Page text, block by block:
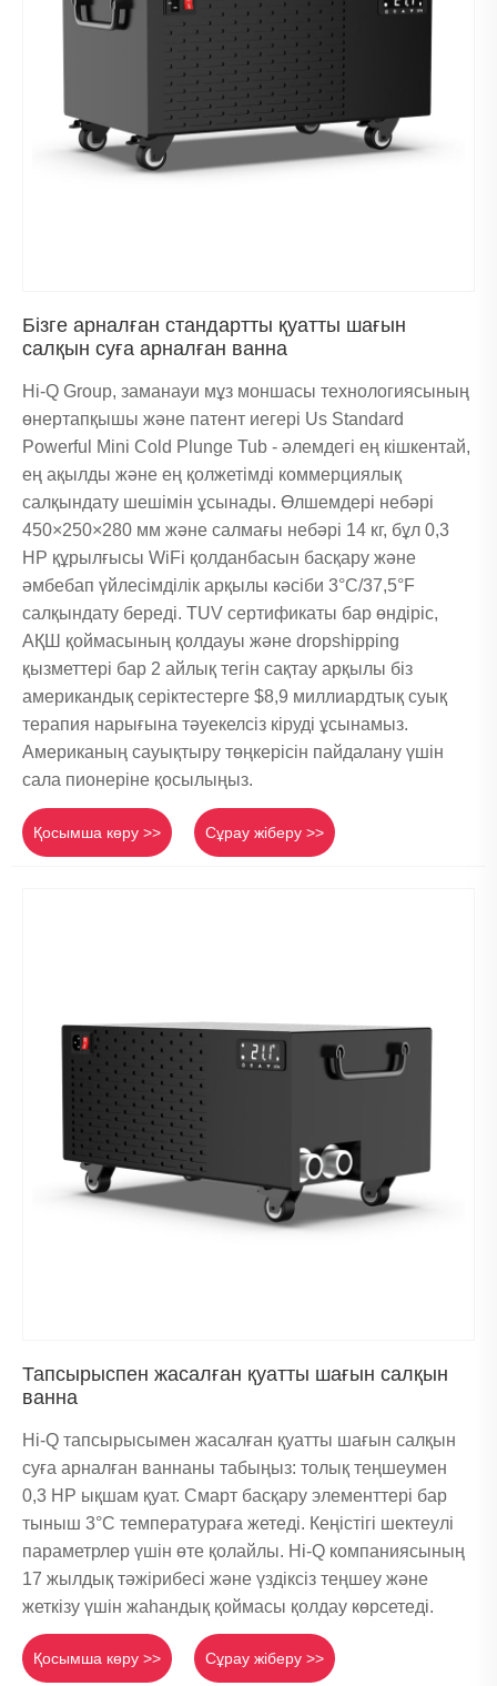
Бізге арналған стандартты қуатты шағын
салқын суға арналған ванна
Hi-Q Group, заманауи мұз моншасы технологиясының
өнертапқышы және патент иегері Us Standard
Powerful Mini Cold Plunge Tub - әлемдегі ең кішкентай,
ең ақылды және ең қолжетімді коммерциялық
салқындату шешімін ұсынады. Өлшемдері небәрі
450×250×280 мм және салмағы небәрі 14 кг, бұл 0,3
HP құрылғысы WiFi қолданбасын басқару және
әмбебап үйлесімділік арқылы кәсіби 3°C/37,5°F
салқындату береді. TUV сертификаты бар өндіріс,
АҚШ қоймасының қолдауы және dropshipping
қызметтері бар 2 айлық тегін сақтау арқылы біз
американдық серіктестерге $8,9 миллиардтық суық
терапия нарығына тәуекелсіз кіруді ұсынамыз.
Американың сауықтыру төңкерісін пайдалану үшін
сала пионеріне қосылыңыз.
Қосымша көру >> Сұрау жіберу >>
Тапсырыспен жасалған қуатты шағын салқын
ванна
Hi-Q тапсырысымен жасалған қуатты шағын салқын
суға арналған ваннаны табыңыз: толық теңшеумен
0,3 HP ықшам қуат. Смарт басқару элементтері бар
тыныш 3°C температураға жетеді. Кеңістігі шектеулі
параметрлер үшін өте қолайлы. Hi-Q компаниясының
17 жылдық тәжірибесі және үздіксіз теңшеу және
жеткізу үшін жаһандық қоймасы қолдау көрсетеді.
Қосымша көру >> Сұрау жіберу >>